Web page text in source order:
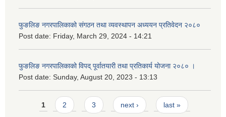
फुङलिङ नगरपालिकाको संगठन तथा व्यवस्थापन अध्ययन प्रतिवेदन २०८०
Post date: Friday, March 29, 2024 - 14:21
फुङलिङ नगरपालिकाको विपद् पूर्वातयारी तथा प्रतिकार्य योजना २०८० ।
Post date: Sunday, August 20, 2023 - 13:13
Pages
1 2 3 next › last »